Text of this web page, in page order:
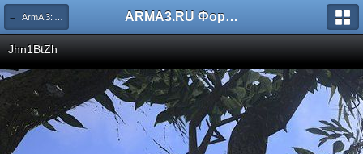
← ArmA 3: Alpha ARMA3.RU Форум
Jhn1BtZh